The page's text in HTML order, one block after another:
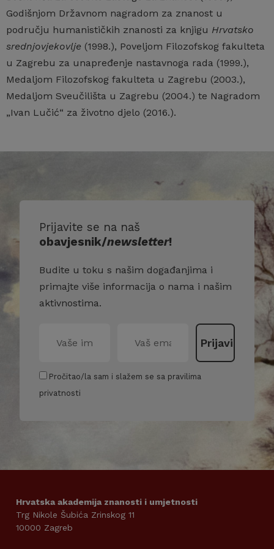
Godišnjom Državnom nagradom za znanost u
području humanističkih znanosti za knjigu Hrvatsko
srednjovjekovlje (1998.), Poveljom Filozofskog fakulteta
u Zagrebu za unapređenje nastavnoga rada (1999.),
Medaljom Filozofskog fakulteta u Zagrebu (2003.),
Medaljom Sveučilišta u Zagrebu (2004.) te Nagradom
„Ivan Lučić“ za životno djelo (2016.).
Prijavite se na naš
obavjesnik/newsletter!
Budite u toku s našim događanjima i
primajte više informacija o nama i našim
aktivnostima.
Pročitao/la sam i slažem se sa pravilima
privatnosti
Hrvatska akademija znanosti i umjetnosti
Trg Nikole Šubića Zrinskog 11
10000 Zagreb